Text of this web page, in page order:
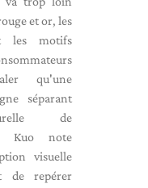
et or, les
les motifs
qu'une
séparant
de
Kuo note
visuelle
de repérer